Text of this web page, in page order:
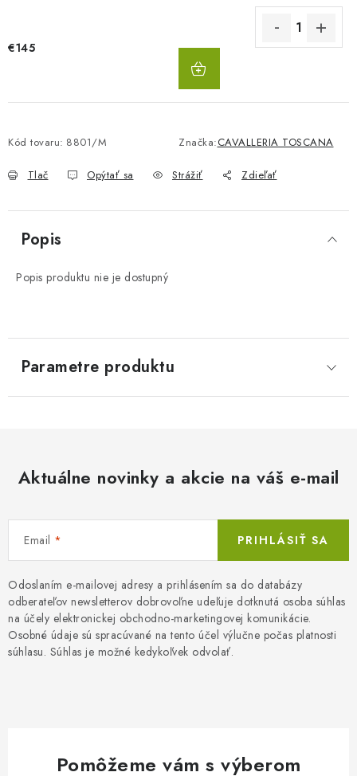
€145
Kód tovaru: 8801/M Značka:CAVALLERIA TOSCANA
Tlač Opýtať sa Strážiť Zdieľať
Popis
Popis produktu nie je dostupný
Parametre produktu
Aktuálne novinky a akcie na váš e-mail
Email
Odoslaním e-mailovej adresy a prihlásením sa do databázy
odberateľov newsletterov dobrovoľne udeľuje dotknutá osoba súhlas
na účely elektronickej obchodno-marketingovej komunikácie.
Osobné údaje sú spracúvané na tento účel výlučne počas platnosti
súhlasu. Súhlas je možné kedykoľvek odvolať.
PRIHLÁSIŤ SA
Pomôžeme vám s výberom